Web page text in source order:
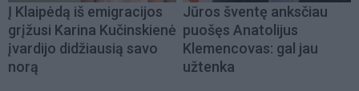
Į Klaipėdą iš emigracijos
grįžusi Karina Kučinskienė
įvardijo didžiausią savo
norą
Jūros šventę anksčiau
puošęs Anatolijus
Klemencovas: gal jau
užtenka